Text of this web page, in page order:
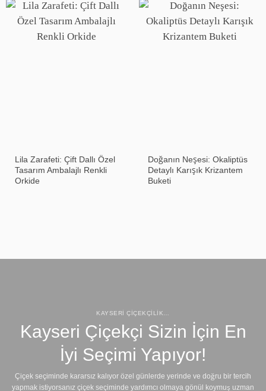
Lila Zarafeti: Çift Dallı Özel
Tasarım Ambalajlı Renkli
Orkide
Doğanın Neşesi: Okaliptüs
Detaylı Karışık Krizantem
Buketi
KAYSERI ÇIÇEKÇILIK…
Kayseri Çiçekçi Sizin İçin En
İyi Seçimi Yapıyor!
Çiçek seçiminde kararsız kalıyor özel günlerde yerinde ve doğru bir tercih
yapmak istiyorsanız çiçek seçiminde yardımcı olmaya gönül koymuş uzman